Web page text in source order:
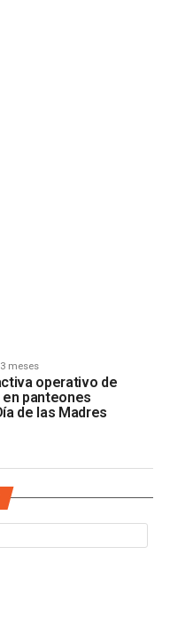
3 meses
operativo de
panteones
de las Madres